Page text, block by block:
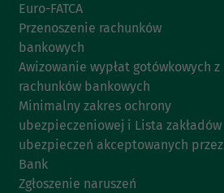
Euro-FATCA
Przenoszenie rachunków
bankowych
Awizowanie wypłat gotówkowych z
rachunków bankowych
Minimalny zakres ochrony
ubezpieczeniowej i Lista zakładów
ubezpieczeń akceptowanych przez
Bank
Zgłoszenie naruszeń